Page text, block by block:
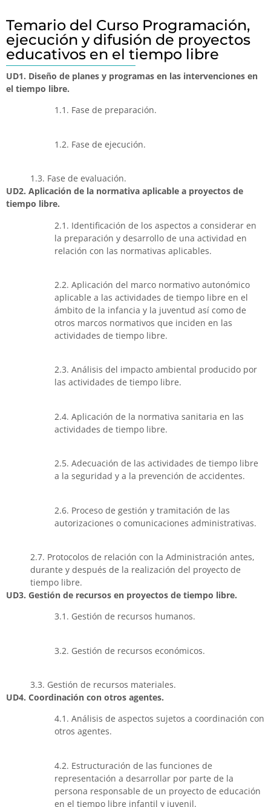
Temario del Curso Programación,
ejecución y difusión de proyectos
educativos en el tiempo libre
UD1. Diseño de planes y programas en las intervenciones en
el tiempo libre.
1.1. Fase de preparación.
1.2. Fase de ejecución.
1.3. Fase de evaluación.
UD2. Aplicación de la normativa aplicable a proyectos de
tiempo libre.
2.1. Identificación de los aspectos a considerar en
la preparación y desarrollo de una actividad en
relación con las normativas aplicables.
2.2. Aplicación del marco normativo autonómico
aplicable a las actividades de tiempo libre en el
ámbito de la infancia y la juventud así como de
otros marcos normativos que inciden en las
actividades de tiempo libre.
2.3. Análisis del impacto ambiental producido por
las actividades de tiempo libre.
2.4. Aplicación de la normativa sanitaria en las
actividades de tiempo libre.
2.5. Adecuación de las actividades de tiempo libre
a la seguridad y a la prevención de accidentes.
2.6. Proceso de gestión y tramitación de las
autorizaciones o comunicaciones administrativas.
2.7. Protocolos de relación con la Administración antes,
durante y después de la realización del proyecto de
tiempo libre.
UD3. Gestión de recursos en proyectos de tiempo libre.
3.1. Gestión de recursos humanos.
3.2. Gestión de recursos económicos.
3.3. Gestión de recursos materiales.
UD4. Coordinación con otros agentes.
4.1. Análisis de aspectos sujetos a coordinación con
otros agentes.
4.2. Estructuración de las funciones de
representación a desarrollar por parte de la
persona responsable de un proyecto de educación
en el tiempo libre infantil y juvenil.